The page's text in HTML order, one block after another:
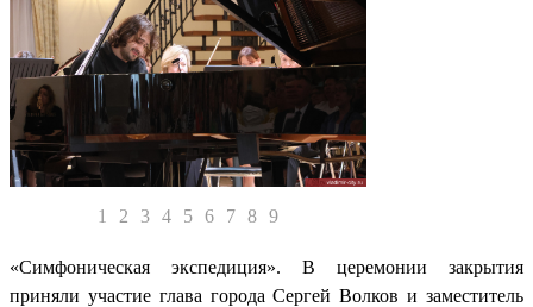
1 2 3 4 5 6 7 8 9
«Симфоническая экспедиция». В церемонии закрытия
приняли участие глава города Сергей Волков и заместитель